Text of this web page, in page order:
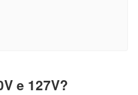
e 127V?